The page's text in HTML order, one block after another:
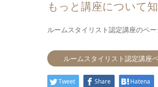
もっと講座について
ルームスタイリスト認定講座のペー
ルームスタイリスト認定講座
Tweet Share Hatena